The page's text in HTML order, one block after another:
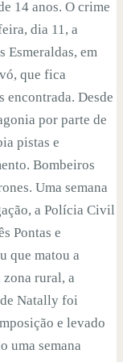
14 anos. O crime
dia 11, a
Esmeraldas, em
que fica
encontrada. Desde
por parte de
pistas e
Bombeiros
Uma semana
a Polícia Civil
Pontas e
que matou a
rural, a
de Natally foi
e levado
uma semana